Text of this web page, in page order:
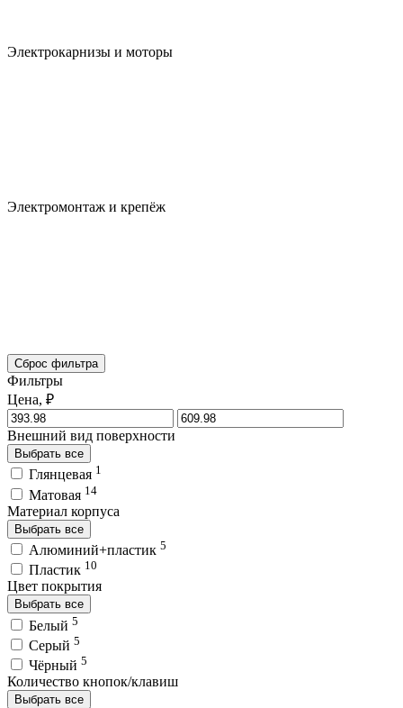
Электрокарнизы и моторы
Электромонтаж и крепёж
Сброс фильтра
Фильтры
Цена, ₽
Внешний вид поверхности
Выбрать все
Глянцевая 1
Матовая 14
Материал корпуса
Выбрать все
Алюминий+пластик 5
Пластик 10
Цвет покрытия
Выбрать все
Белый 5
Серый 5
Чёрный 5
Количество кнопок/клавиш
Выбрать все